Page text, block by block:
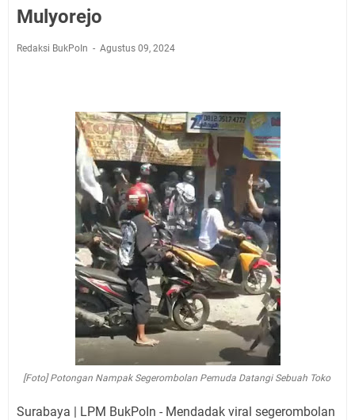
Mulyorejo
Redaksi BukPoIn Agustus 09, 2024
[Foto] Potongan Nampak Segerombolan Pemuda Datangi Sebuah Toko
Surabaya | LPM BukPoIn - Mendadak viral segerombolan